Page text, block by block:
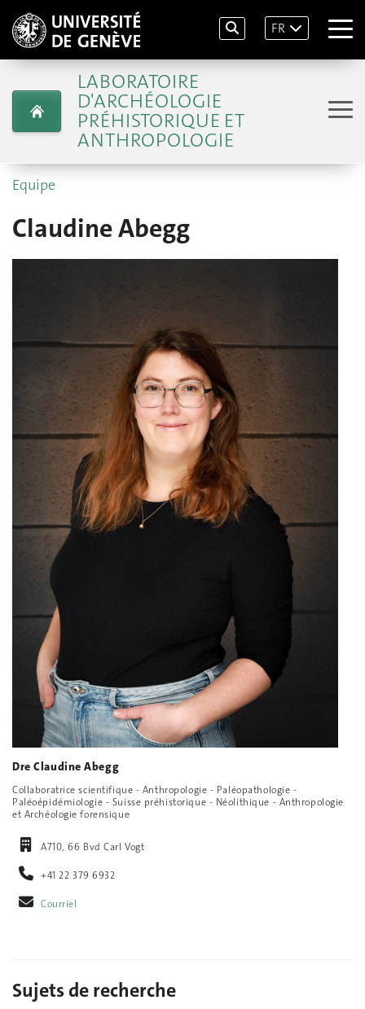
FR
LABORATOIRE
D'ARCHÉOLOGIE
PRÉHISTORIQUE ET
ANTHROPOLOGIE
Equipe
Claudine Abegg
Dre Claudine Abegg
Collaboratrice scientifique - Anthropologie - Paléopathologie -
Paléoépidémiologie - Suisse préhistorique - Néolithique - Anthropologie
et Archéologie forensique
A710, 66 Bvd Carl Vogt
+41 22 379 6932
Courriel
Sujets de recherche